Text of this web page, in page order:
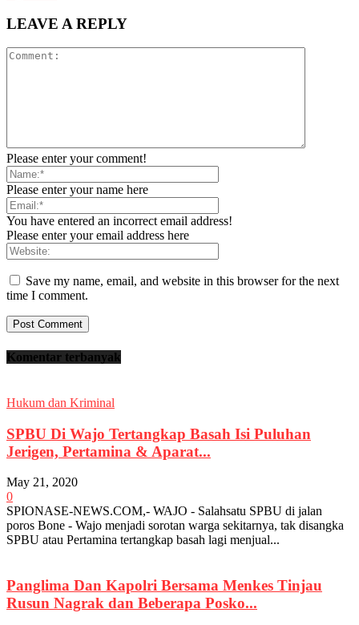
LEAVE A REPLY
Please enter your comment!
Please enter your name here
You have entered an incorrect email address!
Please enter your email address here
Save my name, email, and website in this browser for the next
time I comment.
Komentar terbanyak
Hukum dan Kriminal
SPBU Di Wajo Tertangkap Basah Isi Puluhan
Jerigen, Pertamina & Aparat...
May 21, 2020
0
SPIONASE-NEWS.COM,- WAJO - Salahsatu SPBU di jalan
poros Bone - Wajo menjadi sorotan warga sekitarnya, tak disangka
SPBU atau Pertamina tertangkap basah lagi menjual...
Panglima Dan Kapolri Bersama Menkes Tinjau
Rusun Nagrak dan Beberapa Posko...